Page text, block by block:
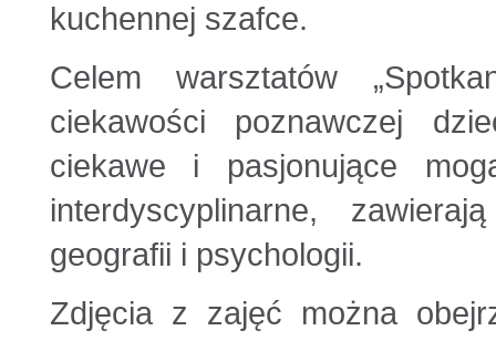
kuchennej szafce.
Celem warsztatów
ciekawości poznawczej
ciekawe i pasjonujące
interdyscyplinarne,
geografii i psychologii.
Zdjęcia z zajęć można